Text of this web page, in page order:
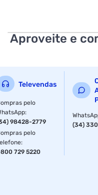
Aproveite e
Televendas
pelo
:
98428-2779
pelo
:
729 5220
(34)